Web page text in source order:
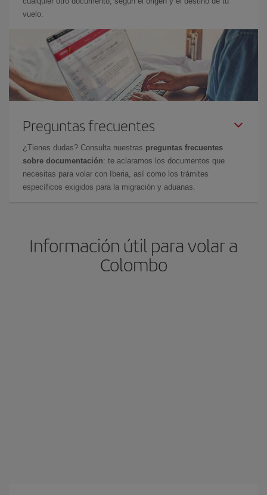
vuelo.
Preguntas frecuentes
¿Tienes dudas? Consulta nuestras preguntas frecuentes
sobre documentación: te aclaramos los documentos que
necesitas para volar con Iberia, así como los trámites
específicos exigidos para la migración y aduanas.
Información útil para volar a
Colombo